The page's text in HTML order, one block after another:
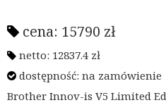
cena: 15790 zł
netto: 12837.4 zł
dostępność: na zamówienie
Brother Innov-is V5 Limited